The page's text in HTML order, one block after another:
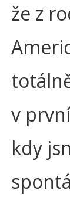
že z
v
kdy